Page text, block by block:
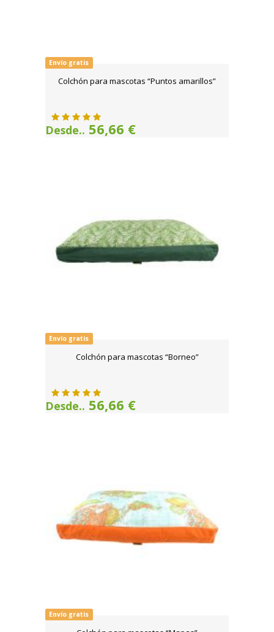
Envío gratis
Colchón para mascotas “Puntos amarillos”
Desde.. 56,66 €
Envío gratis
Colchón para mascotas “Borneo”
Desde.. 56,66 €
Envío gratis